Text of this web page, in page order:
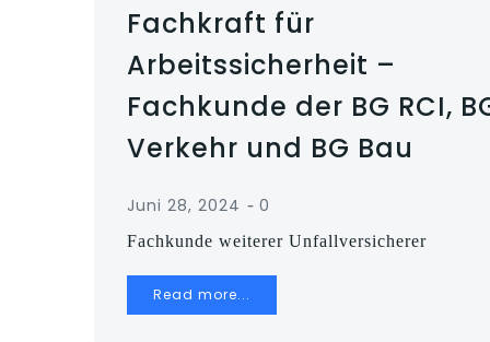
Fachkraft für
Arbeitssicherheit –
Fachkunde der BG RCI,
Verkehr und BG Bau
Juni 28, 2024 - 0
Fachkunde weiterer Unfallversicherer
Read more...